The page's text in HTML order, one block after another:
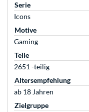
Serie
Icons
Motive
Gaming
Teile
2651 -teilig
Altersempfehlung
ab 18 Jahren
Zielgruppe